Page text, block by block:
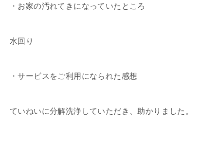
・お家の汚れてきになっていたところ
水回り
・サービスをご利用になられた感想
ていねいに分解洗浄していただき、助かりました。